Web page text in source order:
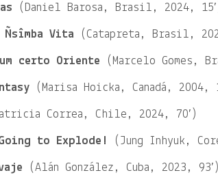
(Daniel Barosa, Brasil, 2024,
Vita (Catapreta, Brasil,
certo Oriente (Marcelo Gomes,
(Marisa Hoicka, Canadá, 2004,
Correa, Chile, 2024, 70′)
to Explode! (Jung Inhyuk,
(Alán González, Cuba, 2023, 93′)